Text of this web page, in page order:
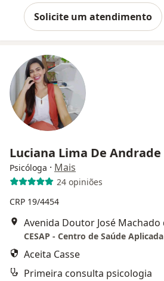
Solicite um atendimento
Luciana Lima De Andrade
Psicóloga · Mais
24 opiniões
CRP 19/4454
CESAP - Centro de Saúde Aplicada
Aceita Casse
Primeira consulta psicologia